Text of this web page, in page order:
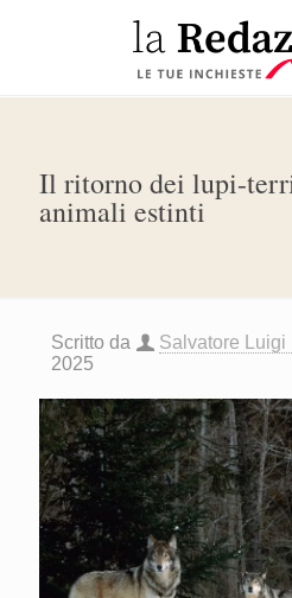
Il ritorno dei lupi-
animali estinti
Scritto da Salvatore Luigi
2025